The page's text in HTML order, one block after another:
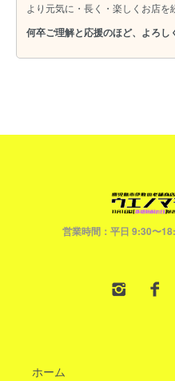
より元気に・長く・楽しくお店を
何卒ご理解と応援のほど、よろし
営業時間：平日 9:30〜
ホーム